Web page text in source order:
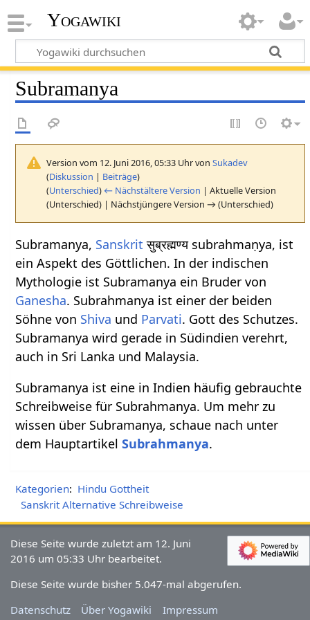
Yogawiki
Subramanya
Version vom 12. Juni 2016, 05:33 Uhr vonSukadev
(Diskussion | Beiträge)
(Unterschied) ← Nächstältere Version | Aktuelle Version
(Unterschied) | Nächstjüngere Version → (Unterschied)
Subramanya, Sanskrit सुब्रह्मण्य subrahmaṇya, ist
ein Aspekt des Göttlichen. In der indischen
Mythologie ist Subramanya ein Bruder von
Ganesha. Subrahmanya ist einer der beiden
Söhne von Shiva und Parvati. Gott des Schutzes.
Subramanya wird gerade in Südindien verehrt,
auch in Sri Lanka und Malaysia.
Subramanya ist eine in Indien häufig gebrauchte
Schreibweise für Subrahmanya. Um mehr zu
wissen über Subramanya, schaue nach unter
dem HauptartikelSubrahmanya.
Kategorien: Hindu Gottheit
Sanskrit Alternative Schreibweise
Diese Seite wurde zuletzt am 12. Juni
2016 um 05:33 Uhr bearbeitet.
Diese Seite wurde bisher 5.047-mal abgerufen.
Datenschutz
Über Yogawiki Impressum